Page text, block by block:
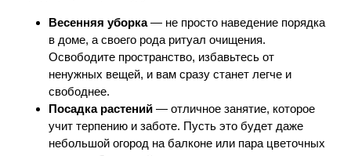
Весенняя уборка— не просто наведение порядка
в доме, а своего рода ритуал очищения.
Освободите пространство, избавьтесь от
ненужных вещей, и вам сразу станет легче и
свободнее.
Посадка растений — отличное занятие, которое
учит терпению и заботе. Пусть это будет даже
небольшой огород на балконе или пара цветочных